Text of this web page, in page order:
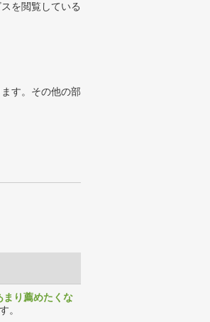
を閲覧している
す。その他の部
まり薦めたくな
。